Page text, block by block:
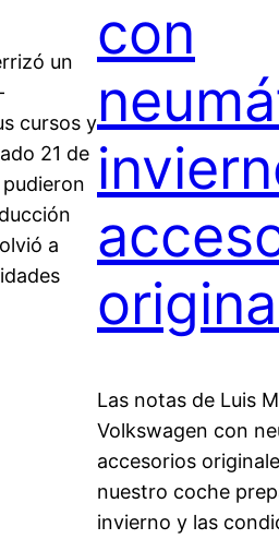
un
cursos y
21 de
a
con
Las notas de Luis
Volkswagen con
accesorios
nuestro coche
invierno y las